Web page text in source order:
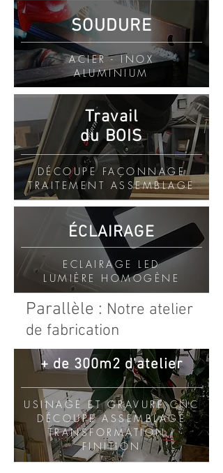
SOUDURE
ACIER - INOX
ALUMINIUM
Travail
du BOIS
DÉCOUPE FAÇONNAGE
TRAITEMENT ASSEMBLAGE
ÉCLAIRAGE
ECLAIRAGE LED
LUMIÈRE HOMOGÈNE
Parallèle : Notre atelier
de fabrication
USINAGE ET GRAVURE CNC
DÉCOUPE ASSEMBLAGE
TRANSFORMATION -
FINITION
+ de 300m2 d'atelier